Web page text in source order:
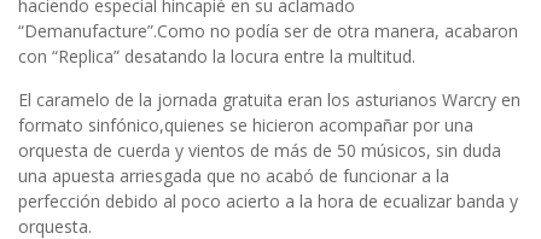
haciendo especial hincapié en su aclamado
“Demanufacture”.Como no podía ser de otra manera, acabaron
con “Replica” desatando la locura entre la multitud.
El caramelo de la jornada gratuita eran los asturianos Warcry en
formato sinfónico,quienes se hicieron acompañar por una
orquesta de cuerda y vientos de más de 50 músicos, sin duda
una apuesta arriesgada que no acabó de funcionar a la
perfección debido al poco acierto a la hora de ecualizar banda y
orquesta.